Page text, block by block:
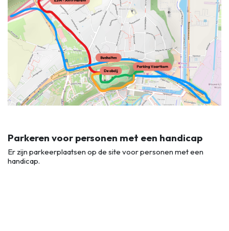
Parkeren voor personen met een handicap
Er zijn parkeerplaatsen op de site voor personen met een
handicap.